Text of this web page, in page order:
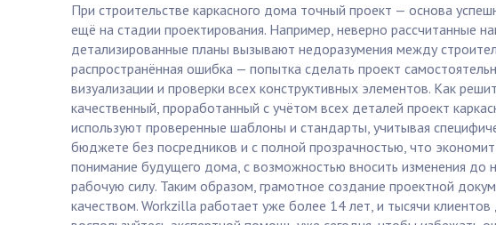
При строительстве каркасного дома точный проект — основа
ещё на стадии проектирования. Например, неверно рассчитанные
детализированные планы вызывают недоразумения между
распространённая ошибка — попытка сделать проект
визуализации и проверки всех конструктивных элементов. Как
качественный, проработанный с учётом всех деталей проект
используют проверенные шаблоны и стандарты, учитывая
бюджете без посредников и с полной прозрачностью, что экономит
понимание будущего дома, с возможностью вносить изменения до
рабочую силу. Таким образом, грамотное создание проектной
качеством. Workzilla работает уже более 14 лет, и тысячи